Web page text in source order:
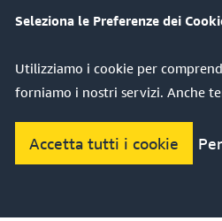
Seleziona le Preferenze dei
Utilizziamo i cookie per
forniamo i nostri servizi. Anche
Accetta tutti i cookie